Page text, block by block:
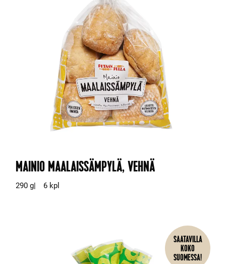
MAINIO MAALAISSÄMPYLÄ, VEHNÄ
290 g 6 kpl
SAATAVILLA
KOKO
SUOMESSA!